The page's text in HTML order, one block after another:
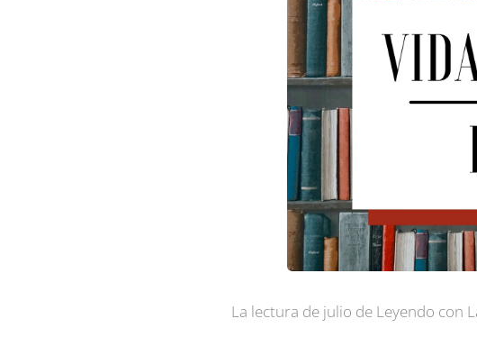
La lectura de julio de Leyendo con